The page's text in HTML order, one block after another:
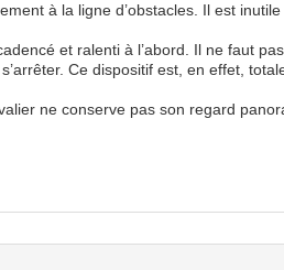
à la ligne d’obstacles. Il est
et ralenti à l’abord. Il ne faut
Ce dispositif est, en effet,
ne conserve pas son regard